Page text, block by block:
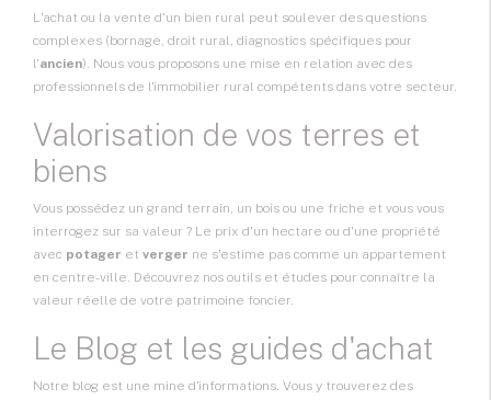
L'achat ou la vente d'un bien rural peut soulever des questions
complexes (bornage, droit rural, diagnostics spécifiques pour
l'ancien). Nous vous proposons une mise en relation avec des
professionnels de l'immobilier rural compétents dans votre secteur.
Valorisation de vos terres et
biens
Vous possédez un grand terrain, un bois ou une friche et vous vous
interrogez sur sa valeur ? Le prix d'un hectare ou d'une propriété
avec potager et verger ne s'estime pas comme un appartement
en centre-ville. Découvrez nos outils et études pour connaître la
valeur réelle de votre patrimoine foncier.
Le Blog et les guides d'achat
Notre blog est une mine d'informations. Vous y trouverez des